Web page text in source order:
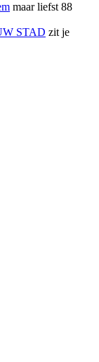
maar liefst 88
STAD zit je